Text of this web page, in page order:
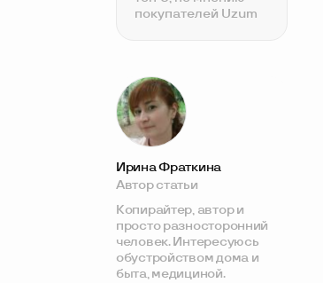
покупателей Uzum
Ирина Фраткина
Автор статьи
Копирайтер, автор и
просто разносторонний
человек. Интересуюсь
обустройством дома и
быта, медициной.